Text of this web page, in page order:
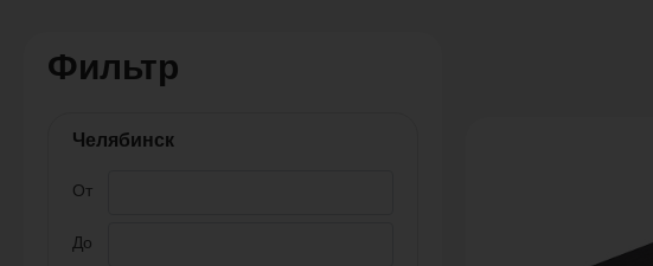
Фильтр
Челябинск
От
До